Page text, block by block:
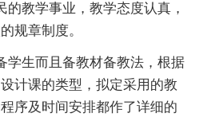
的教学事业，教学态度认真，
规章制度。
学生而且备教材备教法，根据
计课的类型，拟定采用的教
序及时间安排都作了详细的